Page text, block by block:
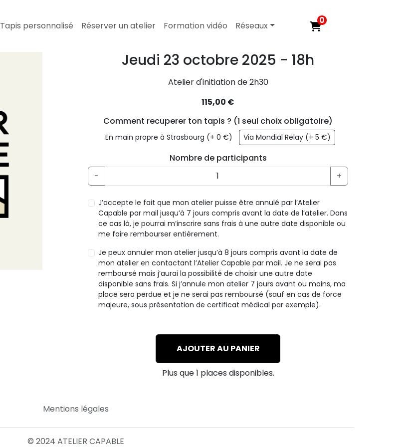
Tapis personnalisé Réserver un atelier Formation vidéo Réseaux 0
Jeudi 23 octobre 2025 - 18h
Atelier d'initiation de 2h30
115,00 €
Comment recuperer ton tapis ? (1 seul choix obligatoire)
En main propre à Strasbourg (+ 0 €) Via Mondial Relay (+ 5 €)
Nombre de participants
-
+
J’accepte le fait que mon atelier puisse être annulé par l’Atelier
Capable par mail jusqu’à 7 jours compris avant la date de l’atelier. Dans
ce cas là, je pourrai m’inscrire sans frais à une autre date disponible ou
me faire rembourser entièrement.
Je peux annuler mon atelier jusqu’à 8 jours compris avant la date de
mon atelier en contactant l’Atelier Capable par mail. Je ne serai pas
remboursé mais j’aurai la possibilité de choisir une autre date
disponible sans frais. Si j’annule mon atelier 7 jours avant ou moins, ma
place sera perdue et je ne serai pas remboursé (sauf en cas de force
majeure, sous présentation de certificat médical par exemple).
Plus que 1 places disponibles.
Mentions légales
© 2024 ATELIER CAPABLE